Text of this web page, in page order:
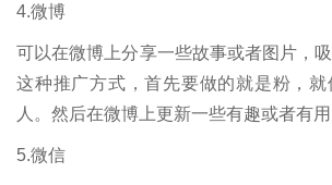
4.微博
可以在微博上分享一些故事或者图片，
这种推广方式，首先要做的就是粉，
人。然后在微博上更新一些有趣或者有用
5.微信